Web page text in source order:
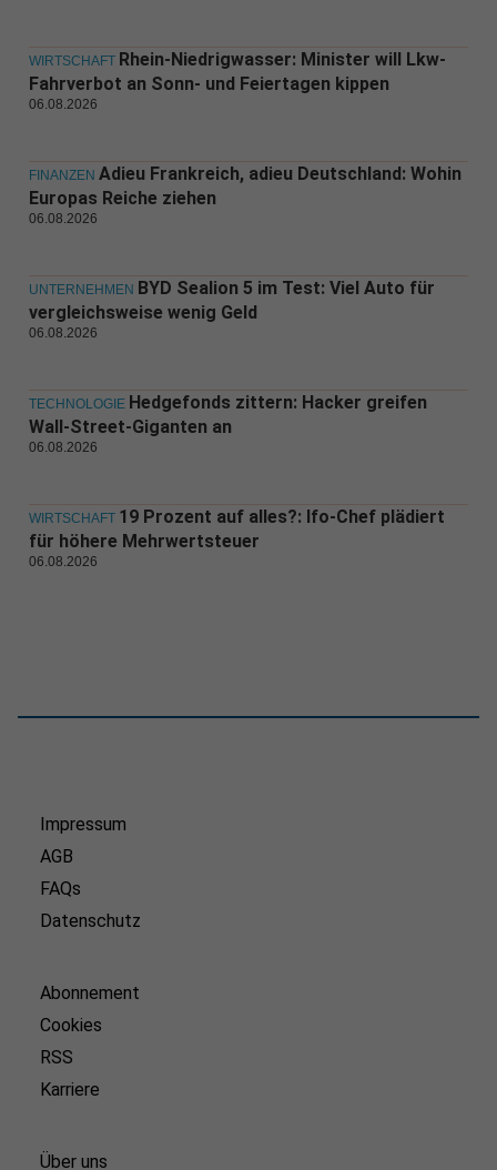
WIRTSCHAFT Rhein-Niedrigwasser: Minister will Lkw-
Fahrverbot an Sonn- und Feiertagen kippen
06.08.2026
FINANZEN Adieu Frankreich, adieu Deutschland: Wohin
Europas Reiche ziehen
06.08.2026
UNTERNEHMEN BYD Sealion 5 im Test: Viel Auto für
vergleichsweise wenig Geld
06.08.2026
TECHNOLOGIE Hedgefonds zittern: Hacker greifen
Wall-Street-Giganten an
06.08.2026
WIRTSCHAFT 19 Prozent auf alles?: Ifo-Chef plädiert
für höhere Mehrwertsteuer
06.08.2026
Impressum
AGB
FAQs
Datenschutz
Abonnement
Cookies
RSS
Karriere
Über uns